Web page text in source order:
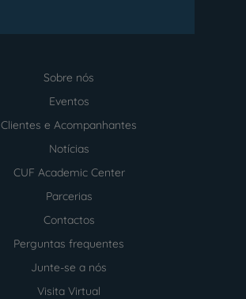
Sobre nós
Eventos
Clientes e Acompanhantes
Notícias
CUF Academic Center
Parcerias
Contactos
Perguntas frequentes
Junte-se a nós
Visita Virtual